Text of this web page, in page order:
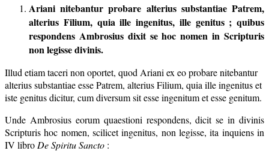
Ariani nitebantur probare alterius substantiae Patrem,
alterius Filium, quia ille ingenitus, ille genitus ; quibus
respondens Ambrosius dixit sehoc nomen in Scripturis
non legisse divinis.
Illud etiam taceri non oportet, quod Ariani ex eo probare nitebantur
alterius substantiae esse Patrem, alterius Filium, quia ille ingenitus et
iste genitus dicitur, cum diversum sit esse ingenitum et esse genitum.
Unde Ambrosius eorum quaestioni respondens, dicit se in divinis
Scripturis hoc nomen, scilicet ingenitus, non legisse, ita inquiens in
IV libro De Spiritu Sancto :